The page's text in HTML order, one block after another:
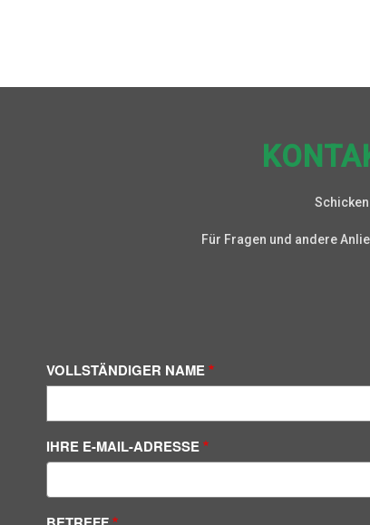
Für Fragen und andere
VOLLSTÄNDIGER NAME
IHRE E-MAIL-ADRESSE